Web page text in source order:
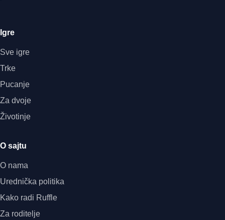
Igre
Sve igre
Trke
Pucanje
Za dvoje
Životinje
O sajtu
O nama
Urednička politika
Kako radi Ruffle
Za roditelje